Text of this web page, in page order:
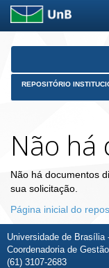
Skip
REPOSITÓRIO
Não há
Não há documentos
sua solicitação.
Página inicial do
Universidade de Brasília
Coordenadoria de
(61) 3107-2683